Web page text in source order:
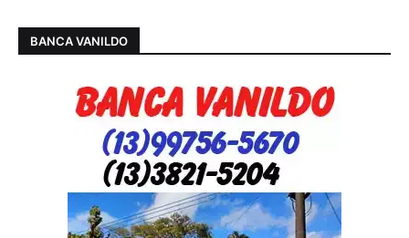
BANCA VANILDO